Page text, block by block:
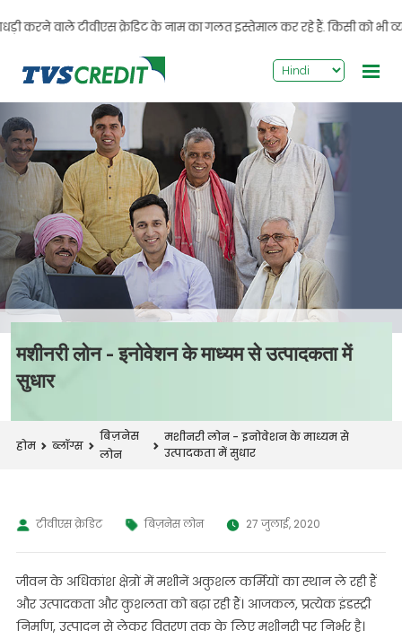
करने वाले टीवीएस क्रेडिट के नाम का गलत इस्तेमाल कर रहे हैं. किसी को भी
मशीनरी लोन - इनोवेशन के माध्यम से उत्पादकता में
सुधार
होम ब्लॉग्स
बिज़नेस
लोन
मशीनरी लोन - इनोवेशन के माध्यम से
उत्पादकता में सुधार
टीवीएस क्रेडिट बिज़नेस लोन 27 जुलाई, 2020
जीवन के अधिकांश क्षेत्रों में मशीनें अकुशल कर्मियों का स्थान ले रही हैं
और उत्पादकता और कुशलता को बढ़ा रही हैं। आजकल, प्रत्येक इंडस्ट्री
निर्माण, उत्पादन से लेकर वितरण तक के लिए मशीनरी पर निर्भर है।